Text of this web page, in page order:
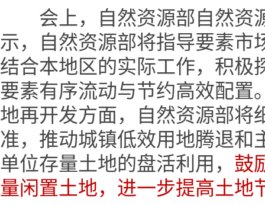
会上，自然资源部自然资
示，自然资源部将指导要素市
结合本地区的实际工作，积极
要素有序流动与节约高效配置
地再开发方面，自然资源部将
准，推动城镇低效用地腾退和
单位存量土地的盘活利用， 鼓
量闲置土地，进一步提高土地